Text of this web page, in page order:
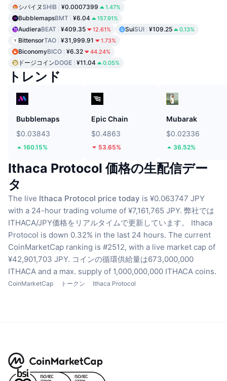
シバイヌ SHIB ¥0.0007399 1.47%
BubblemapsBMT ¥6.04 157.91%
AudieraBEAT ¥409.35 12.61% SuiSUI ¥109.25 0.13%
BittensorTAO ¥31,999.91 1.73%
BiconomyBICO ¥6.32 44.24%
ドージコインDOGE ¥11.04 0.05%
トレンド
Bubblemaps
$0.03843
160.15%
Epic Chain
$0.4863
53.65%
Mubarak
$0.02336
36.52%
Ithaca Protocol 価格の生配信デー
タ
The live Ithaca Protocol price today is ¥0.063747 JPY
with a 24-hour trading volume of ¥7,161,765 JPY. 弊社では
ITHACA/JPY価格をリアルタイムで更新しています。
Ithaca
Protocol is down 0.32% in the last 24 hours. The current
CoinMarketCap ranking is #2512, with a live market cap of
¥42,901,703 JPY. コインの循環供給量は673,000,000
ITHACA and a max. supply of 1,000,000,000 ITHACA coins.
CoinMarketCap トークン Ithaca Protocol